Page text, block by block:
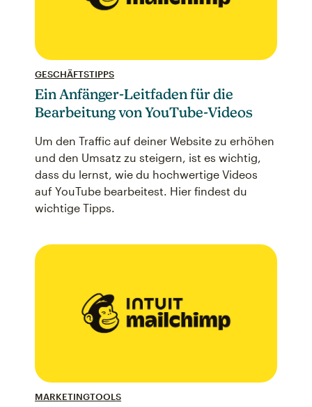
GESCHÄFTSTIPPS
Ein Anfänger-Leitfaden für die
Bearbeitung von YouTube-Videos
Um den Traffic auf deiner Website zu erhöhen
und den Umsatz zu steigern, ist es wichtig,
dass du lernst, wie du hochwertige Videos
auf YouTube bearbeitest. Hier findest du
wichtige Tipps.
MARKETINGTOOLS